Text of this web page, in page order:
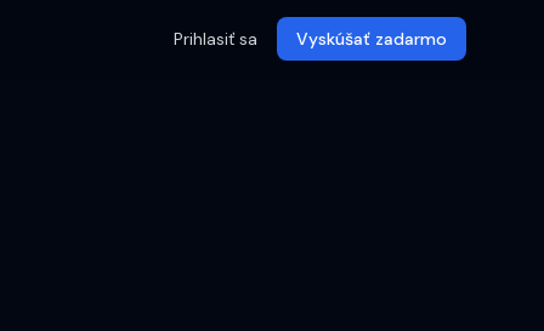
Prihlasiť sa Vyskúšať zadarmo